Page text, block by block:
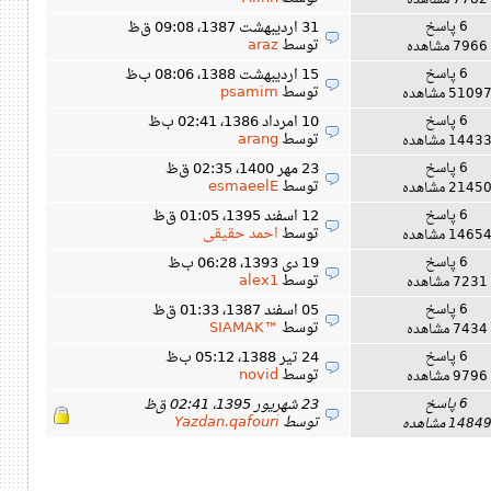
6 پاسخ
7966 مشاهده
31 اردیبهشت 1387، 09:08 ق‌ظ
توسطaraz
6 پاسخ
51097 مشاهده
15 اردیبهشت 1388، 08:06 ب‌ظ
توسطpsamim
6 پاسخ
14433 مشاهده
10 امرداد 1386، 02:41 ب‌ظ
توسطarang
6 پاسخ
21450 مشاهده
23 مهر 1400، 02:35 ق‌ظ
توسطesmaeelE
6 پاسخ
14654 مشاهده
12 اسفند 1395، 01:05 ق‌ظ
توسطاحمد حقیقی
6 پاسخ
7231 مشاهده
19 دی 1393، 06:28 ب‌ظ
توسطalex1
6 پاسخ
7434 مشاهده
05 اسفند 1387، 01:33 ق‌ظ
توسط ™SIAMAK
6 پاسخ
9796 مشاهده
24 تیر 1388، 05:12 ب‌ظ
توسطnovid
6 پاسخ
14849 مشاهده
23 شهریور 1395، 02:41 ق‌ظ
توسطYazdan.qafouri